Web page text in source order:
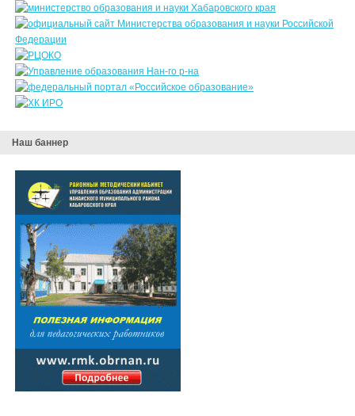
Наш баннер